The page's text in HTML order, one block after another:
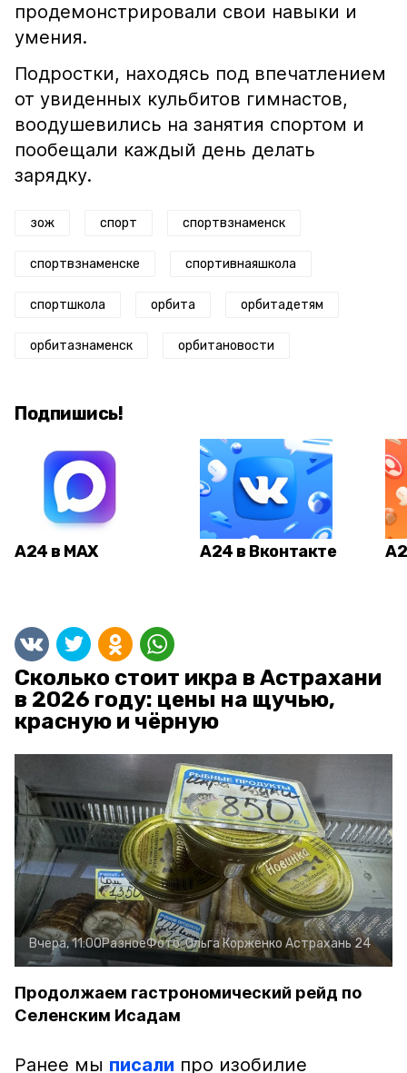
продемонстрировали свои навыки и
умения.
Подростки, находясь под впечатлением
от увиденных кульбитов гимнастов,
воодушевились на занятия спортом и
пообещали каждый день делать
зарядку.
зож спорт спортвзнаменск
спортвзнаменске спортивнаяшкола
спортшкола орбита орбитадетям
орбитазнаменск орбитановости
Подпишись!
А24 в MAX А24 в Вконтакте
Сколько стоит икра в Астрахани
в 2026 году: цены на щучью,
красную и чёрную
Вчера, 11:00РазноеФото:Ольга Корженко Астрахань 24
Продолжаем гастрономический рейд по
Селенским Исадам
Ранее мы писали про изобилие